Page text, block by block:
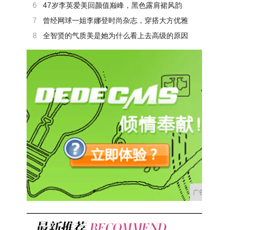
6
47岁李英爱美回颜值巅峰，黑色露肩裙风韵
7
曾经网球一姐李娜登时尚杂志，穿搭大方优雅
8
全智贤的气质美是她为什么看上去高级的原因
广告